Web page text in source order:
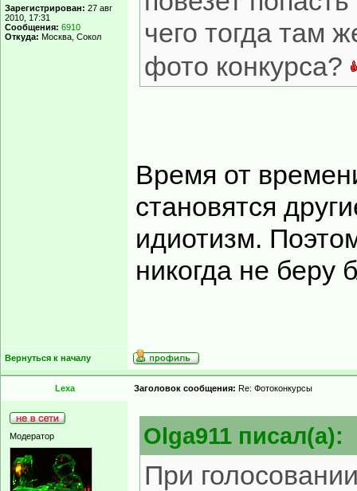
Зарегистрирован: 27 авг
2010, 17:31
Сообщения: 6910
Откуда: Москва, Сокол
чего тогда там
фото конкурса?
Время от
становятся
идиотизм.
никогда не беру
Вернуться к началу
Lexa Заголовок сообщения: Re: Фотоконкурсы
Модератор Olga911 писал(а):
При